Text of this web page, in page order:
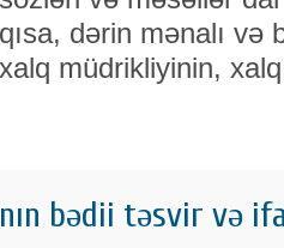
qısa, dərin mənalı və
xalq müdrikliyinin, xalq
bədii təsvir və